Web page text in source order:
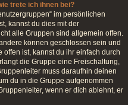
trete ich ihnen bei?
im persönlichen
kannst du dies mit der
alle Gruppen sind allgemein offen.
können geschlossen sein und
ist, kannst du ihr einfach durch
die Gruppe eine Freischaltung,
muss daraufhin deinen
du in die Gruppe aufgenommen
wenn er dich ablehnt, er